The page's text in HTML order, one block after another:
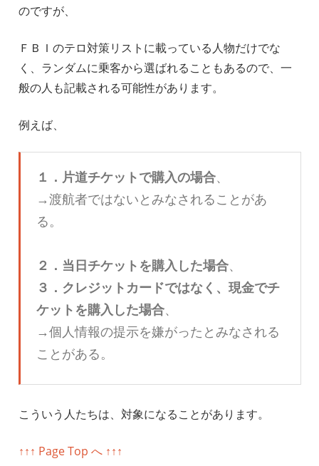
のですが、
ＦＢＩのテロ対策リストに載っている人物だけでな
く、ランダムに乗客から選ばれることもあるので、一
般の人も記載される可能性があります。
例えば、
１．片道チケットで購入の場合、
→渡航者ではないとみなされることがあ
る。
２．当日チケットを購入した場合、
３．クレジットカードではなく、現金でチ
ケットを購入した場合、
→個人情報の提示を嫌がったとみなされる
ことがある。
こういう人たちは、対象になることがあります。
↑↑↑ Page Top へ ↑↑↑